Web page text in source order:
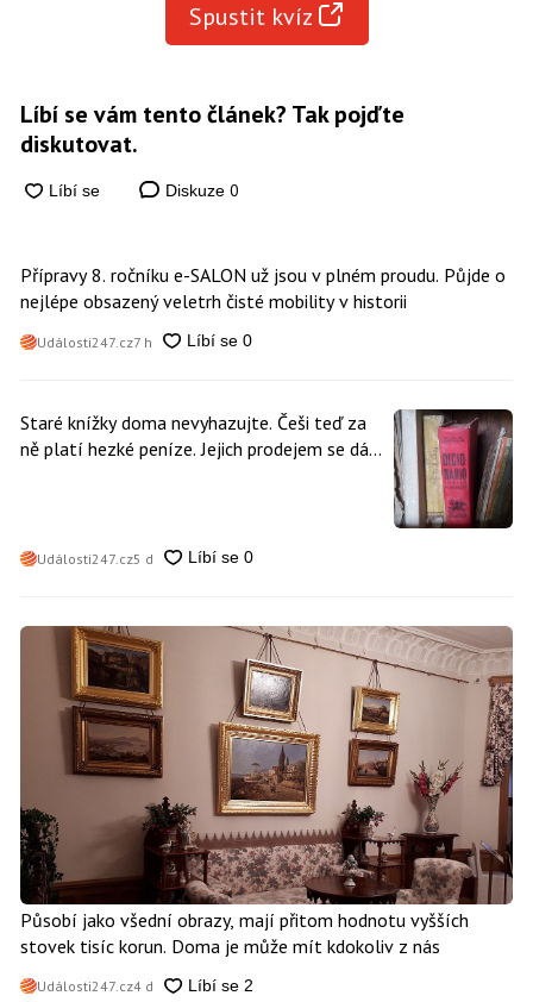
Spustit kvíz
Líbí se vám tento článek? Tak pojďte
diskutovat.
Diskuze 0
Přípravy 8. ročníku e-SALON už jsou v plném proudu. Půjde o
nejlépe obsazený veletrh čisté mobility v historii
Události247.cz7 h
Staré knížky doma nevyhazujte. Češi teď za
ně platí hezké peníze. Jejich prodejem se dá
Události247.cz5 d
Působí jako všední obrazy, mají přitom hodnotu vyšších
stovek tisíc korun. Doma je může mít kdokoliv z nás
Události247.cz4 d